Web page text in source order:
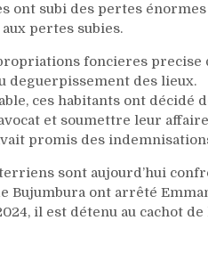
ont subi des pertes
pertes subies.
foncieres precise
deguerpissement des lieux.
ces habitants ont
et soumettre leur
promis des
sont aujourd’hui
Bujumbura ont arrêté
il est détenu au cachot